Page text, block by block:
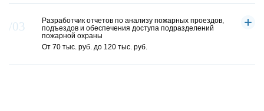
Разработчик отчетов по анализу пожарных проездов,
подъездов и обеспечения доступа подразделений
пожарной охраны
От 70 тыс. руб. до 120 тыс. руб.